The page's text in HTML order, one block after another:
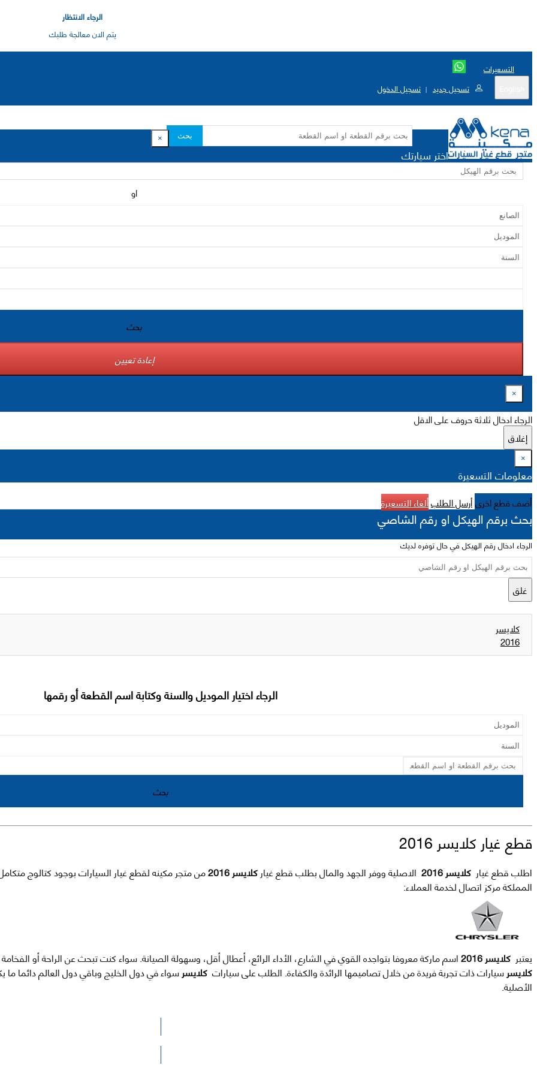
الرجاء الانتظار
يتم الان معالجة طلبك
التسعيرات
تسجيل جديد | تسجيل الدخول
بحث ×
اختر سيارتك
او
بحث
إعادة تعيين
×
الرجاء ادخال ثلاثة حروف على الاقل
إغلاق
×
معلومات التسعيرة
أضف قطع اخرىأرسل الطلبألغاء التسعيرة
بحث برقم الهيكل او رقم الشاصي
الرجاء ادخال رقم الهيكل في حال توفره لديك
غلق
كلايسر
2016
الرجاء اختيار الموديل والسنة وكتابة اسم القطعة أو رقمها
بحث
قطع غيار كلايسر 2016
اطلب قطع غيار الاصلية ووفر الجهد والمال بطلب قطع غيار كلايسر 2016
من متجر مكينه لقطع غيار السيارات بوجود كتالوج
المملكة مركز اتصال لخدمة العملاء:
يعتبر كلايسر 2016
اسم ماركة معروفا بتواجده القوي في الشارع، الأداء الرائع، أعطال أقل، وسهولة الصيانة. سواء كنت تبحث عن الراحة أو
كلايسر سيارات ذات تجربة فريدة من خلال تصاميمها الرائدة والكفاءة. الطلب على سيارات كلايسر سواء في دول الخليج وباقي دول العالم دائما
الأصلية.
الرجاء الضغط هنا للوصول لصفحة البحث